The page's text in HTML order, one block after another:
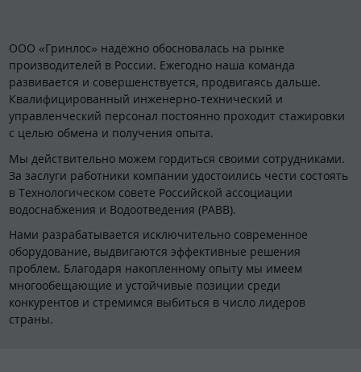
ООО «Гринлос» надёжно обосновалась на рынке
производителей в России. Ежегодно наша команда
развивается и совершенствуется, продвигаясь дальше.
Квалифицированный инженерно-технический и
управленческий персонал постоянно проходит стажировки
с целью обмена и получения опыта.
Мы действительно можем гордиться своими сотрудниками.
За заслуги работники компании удостоились чести состоять
в Технологическом совете Российской ассоциации
водоснабжения и Водоотведения (РАВВ).
Нами разрабатывается исключительно современное
оборудование, выдвигаются эффективные решения
проблем. Благодаря накопленному опыту мы имеем
многообещающие и устойчивые позиции среди
конкурентов и стремимся выбиться в число лидеров
страны.